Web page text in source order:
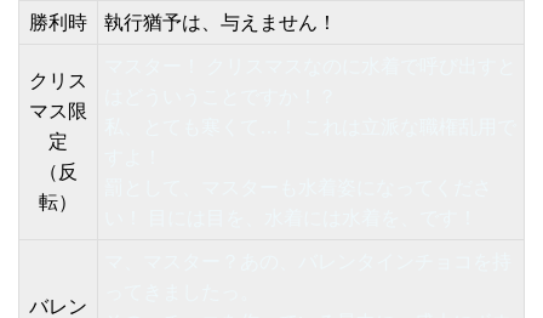
勝利時 執行猶予は、与えません！
クリス
マス限
定
（反
転）
バレン